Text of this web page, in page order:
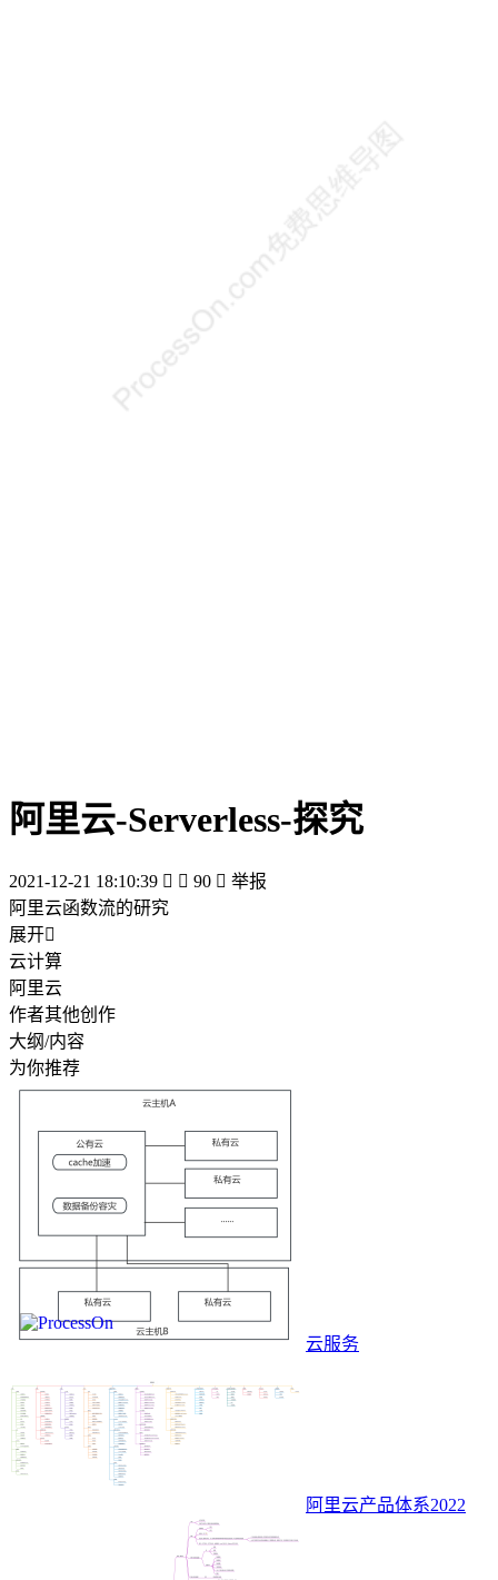
阿里云-Serverless-探究
2021-12-21 18:10:39   90  举报
阿里云函数流的研究
展开
云计算
阿里云
作者其他创作
大纲/内容
为你推荐
云服务
阿里云产品体系2022